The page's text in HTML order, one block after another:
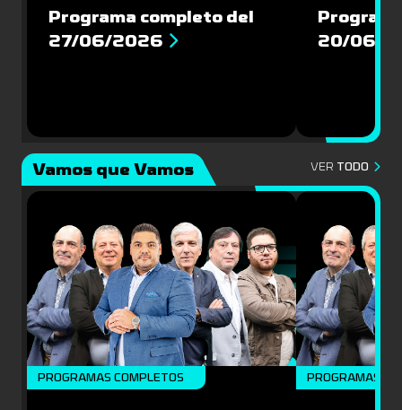
Programa completo del
27/06/2026
20/06/
Vamos que Vamos VER TODO
PROGRAMAS COMPLETOS PROGRAMAS